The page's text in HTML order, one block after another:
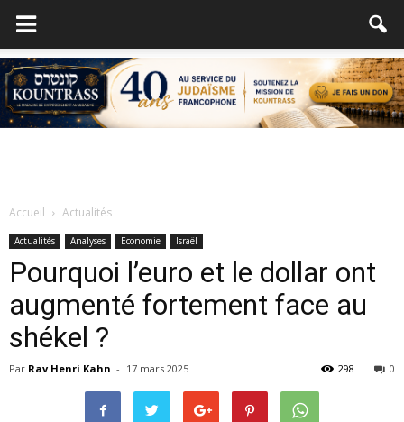
Accueil Actualités
Actualités Analyses Economie Israël
Pourquoi l’euro et le dollar ont
augmenté fortement face au
shékel ?
Par Rav Henri Kahn - 17 mars 2025 0
298